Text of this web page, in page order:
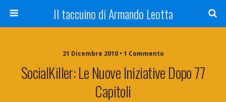
Il taccuino di Armando Leotta
21 Dicembre 2010 • 1 Commento
SocialKiller: Le Nuove Iniziative Dopo 77
Capitoli